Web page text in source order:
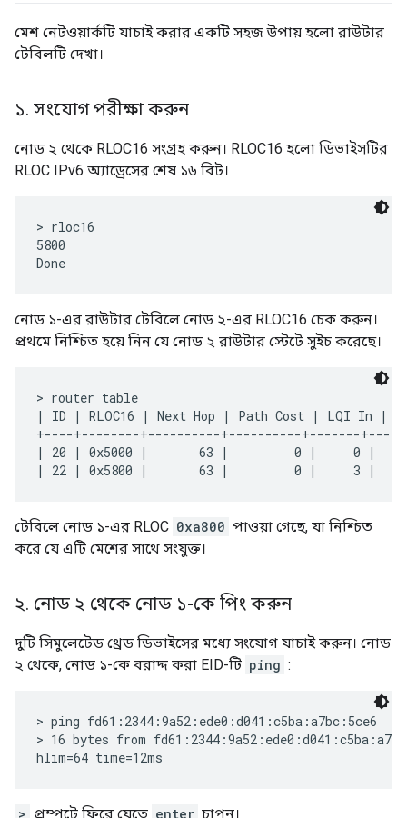
মেশ নেটওয়ার্কটি যাচাই করার একটি সহজ উপায় হলো রাউটার
টেবিলটি দেখা।
১. সংযোগ পরীক্ষা করুন
নোড ২ থেকে RLOC16 সংগ্রহ করুন। RLOC16 হলো ডিভাইসটির
RLOC IPv6 অ্যাড্রেসের শেষ ১৬ বিট।
> rloc16
5800
নোড ১-এর রাউটার টেবিলে নোড ২-এর RLOC16 চেক করুন।
প্রথমে নিশ্চিত হয়ে নিন যে নোড ২ রাউটার স্টেটে সুইচ করেছে।
> router table
| ID | RLOC16 | Next Hop | Path Cost | LQI In |
+----+--------+----------+----------+-------
| 20 | 0x5000 |       63 |         0 |     0 |      0
টেবিলে নোড ১-এর RLOC 0xa800 পাওয়া গেছে, যা নিশ্চিত
করে যে এটি মেশের সাথে সংযুক্ত।
২. নোড ২ থেকে নোড ১-কে পিং করুন
দুটি সিমুলেটেড থ্রেড ডিভাইসের মধ্যে সংযোগ যাচাই করুন। নোড
২ থেকে, নোড ১-কে বরাদ্দ করা EID-টি ping :
> ping fd61:2344:9a52:ede0:d041:c5ba:a7bc:5ce6
> 16 bytes from
> প্রম্পটে ফিরে যেতে enter চাপুন।